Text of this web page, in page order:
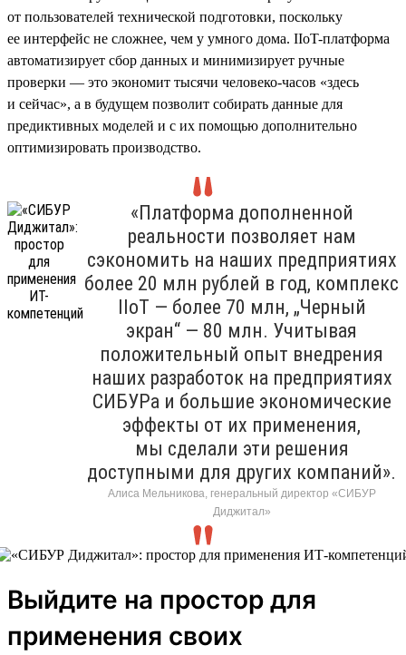
от пользователей технической подготовки, поскольку
ее интерфейс не сложнее, чем у умного дома. IIoT-платформа
автоматизирует сбор данных и минимизирует ручные
проверки — это экономит тысячи человеко-часов «здесь
и сейчас», а в будущем позволит собирать данные для
предиктивных моделей и с их помощью дополнительно
оптимизировать производство.
«Платформа дополненной
реальности позволяет нам
сэкономить на наших предприятиях
более 20 млн рублей в год, комплекс
IIoT — более 70 млн, „Черный
экран“ — 80 млн. Учитывая
положительный опыт внедрения
наших разработок на предприятиях
СИБУРа и большие экономические
эффекты от их применения,
мы сделали эти решения
доступными для других компаний».
Алиса Мельникова, генеральный директор «СИБУР
Диджитал»
Выйдите на простор для
применения своих